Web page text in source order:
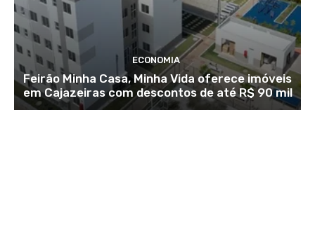
ECONOMIA
Feirão Minha Casa, Minha Vida oferece imóveis
em Cajazeiras com descontos de até R$ 90 mil